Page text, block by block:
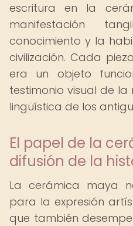
escritura en la
manifestación
conocimiento y la
civilización. Cada
era un objeto
testimonio visual de
lingüística de los
El papel de la
difusión de la
La cerámica maya
para la expresión
que también